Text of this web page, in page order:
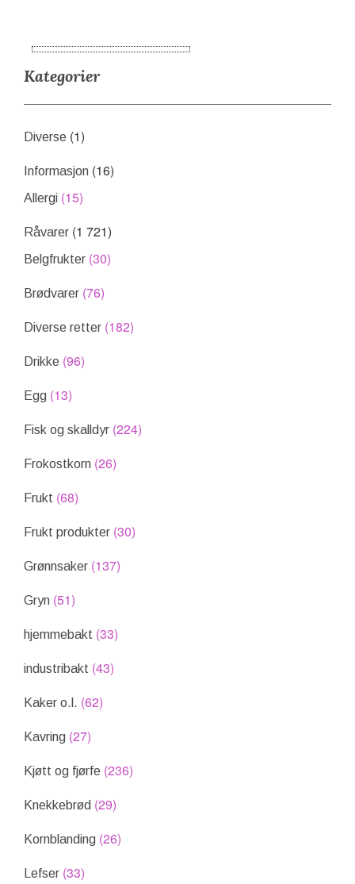
Kategorier
Diverse (1)
Informasjon (16)
Allergi (15)
Råvarer (1 721)
Belgfrukter (30)
Brødvarer (76)
Diverse retter (182)
Drikke (96)
Egg (13)
Fisk og skalldyr (224)
Frokostkorn (26)
Frukt (68)
Frukt produkter (30)
Grønnsaker (137)
Gryn (51)
hjemmebakt (33)
industribakt (43)
Kaker o.l. (62)
Kavring (27)
Kjøtt og fjørfe (236)
Knekkebrød (29)
Kornblanding (26)
Lefser (33)